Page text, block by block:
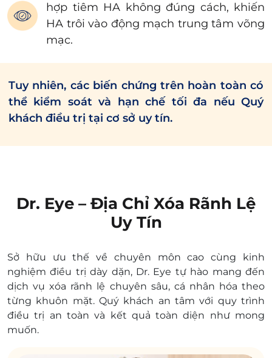
hợp tiêm HA không đúng cách, khiến
HA trôi vào động mạch trung tâm võng
mạc.
Tuy nhiên, các biến chứng trên hoàn toàn có
thể kiểm soát và hạn chế tối đa nếu Quý
khách điều trị tại cơ sở uy tín.
Dr. Eye – Địa Chỉ Xóa Rãnh Lệ
Uy Tín
Sở hữu ưu thế về chuyên môn cao cùng kinh
nghiệm điều trị dày dặn, Dr. Eye tự hào mang đến
dịch vụ xóa rãnh lệ chuyên sâu, cá nhân hóa theo
từng khuôn mặt. Quý khách an tâm với quy trình
điều trị an toàn và kết quả toàn diện như mong
muốn.